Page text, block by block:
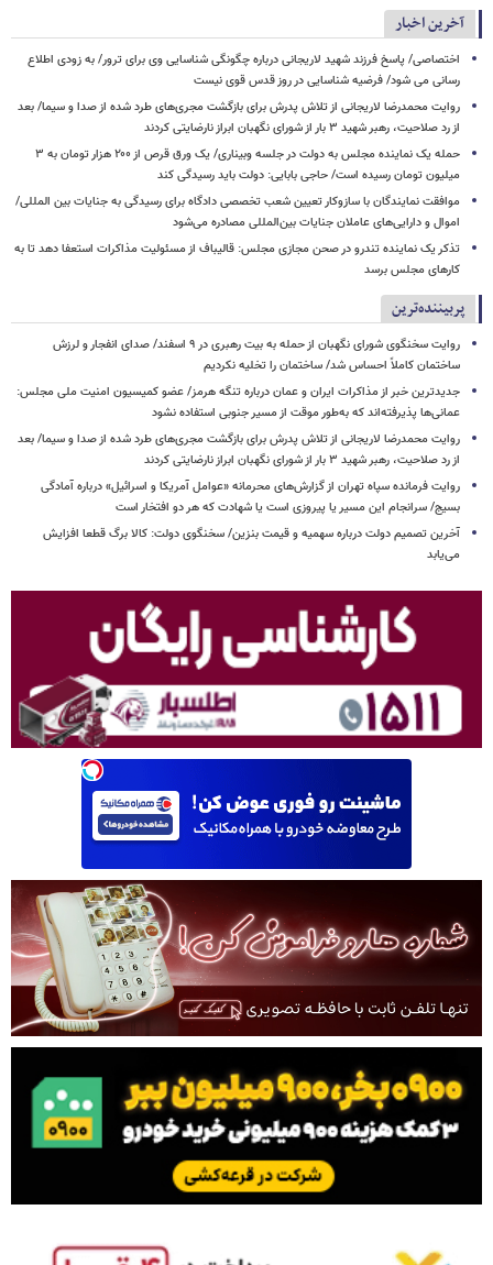
آخرین اخبار
اختصاصی/ پاسخ فرزند شهید لاریجانی درباره چگونگی شناسایی وی برای ترور/ به زودی اطلاع
رسانی می شود/ فرضیه شناسایی در روز قدس قوی نیست
روایت محمدرضا لاریجانی از تلاش پدرش برای بازگشت مجری‌های طرد شده از صدا و سیما/ بعد
از رد صلاحیت، رهبر شهید ۳ بار از شورای نگهبان ابراز نارضایتی کردند
حمله یک نماینده مجلس به دولت در جلسه وبیناری/ یک ورق قرص از ۲۰۰ هزار تومان به ۳
میلیون تومان رسیده است/ حاجی بابایی: دولت باید رسیدگی کند
موافقت نمایندگان با سازوکار تعیین شعب تخصصی دادگاه برای رسیدگی به جنایات بین المللی/
اموال و دارایی‌های عاملان جنایات بین‌المللی مصادره می‌شود
تذکر یک نماینده تندرو در صحن مجازی مجلس: قالیباف از مسئولیت مذاکرات استعفا دهد تا به
کارهای مجلس برسد
پربیننده‌ترین
روایت سخنگوی شورای نگهبان از حمله به بیت رهبری در ۹ اسفند/ صدای انفجار و لرزش
ساختمان کاملاً احساس شد/ ساختمان را تخلیه نکردیم
جدیدترین خبر از مذاکرات ایران و عمان درباره تنگه هرمز/ عضو کمیسیون امنیت ملی مجلس:
عمانی‌ها پذیرفته‌اند که به‌طور موقت از مسیر جنوبی استفاده نشود
روایت محمدرضا لاریجانی از تلاش پدرش برای بازگشت مجری‌های طرد شده از صدا و سیما/ بعد
از رد صلاحیت، رهبر شهید ۳ بار از شورای نگهبان ابراز نارضایتی کردند
روایت فرمانده سپاه تهران از گزارش‌های محرمانه «عوامل آمریکا و اسرائیل» درباره آمادگی
بسیج/ سرانجام این مسیر یا پیروزی است یا شهادت که هر دو افتخار است
آخرین تصمیم دولت درباره سهمیه و قیمت بنزین/ سخنگوی دولت: کالا برگ قطعا افزایش
می‌یابد